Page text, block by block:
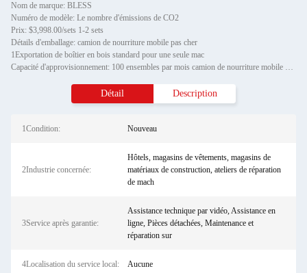
Nom de marque: BLESS
Numéro de modèle: Le nombre d'émissions de CO2
Prix: $3,998.00/sets 1-2 sets
Détails d'emballage: camion de nourriture mobile pas cher
1Exportation de boîtier en bois standard pour une seule mac
Capacité d'approvisionnement: 100 ensembles par mois camion de nourriture mobile pas cher
Détail Description
1Condition: Nouveau
2Industrie concernée:
Hôtels, magasins de vêtements, magasins de
matériaux de construction, ateliers de réparation
de mach
3Service après garantie:
Assistance technique par vidéo, Assistance en
ligne, Pièces détachées, Maintenance et
réparation sur
4Localisation du service local: Aucune